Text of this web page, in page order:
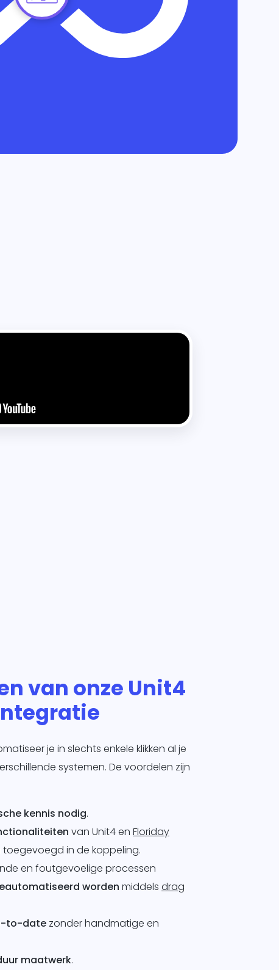
van onze Unit4
je in slechts enkele klikken al je
systemen. De voordelen zijn
kennis nodig.
van Unit4 en Floriday
in de koppeling.
en foutgevoelige processen
worden middels drag
to-date zonder handmatige en
maatwerk.